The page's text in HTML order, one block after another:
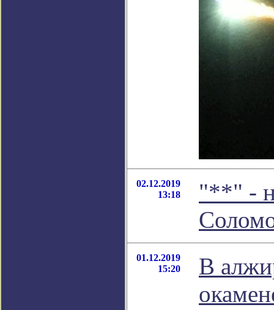
02.12.2019
13:18
"**" -
01.12.2019
15:20
В